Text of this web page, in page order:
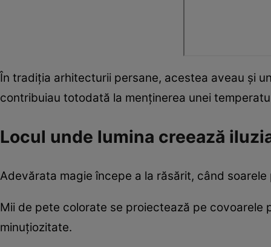
În tradiția arhitecturii persane, acestea aveau și
contribuiau totodată la menținerea unei
Locul unde lumina creează
Adevărata magie începe a la răsărit, când
Mii de pete colorate se proiectează pe
minuțiozitate.